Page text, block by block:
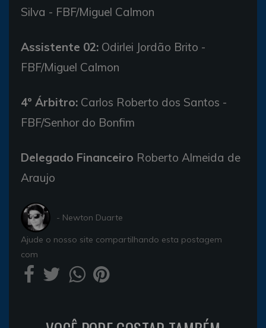
Silva - FBF/Miguel Calmon
Assistente 02: Odirlei Jordão Brito -
FBF/Miguel Calmon
4º Árbitro: Carlos Roberto dos Santos -
FBF/Senhor do Bonfim
Delegado Financeiro Roberto Almeida de
Araujo
- Newton Duarte
Ajude o nosso site compartilhando esta postagem
com